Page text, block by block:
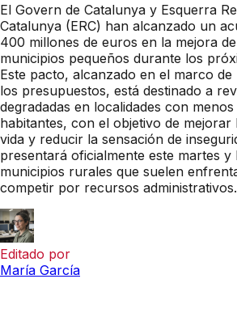
El Govern de Catalunya y Esquerra
Catalunya (ERC) han alcanzado un
400 millones de euros en la mejora
municipios pequeños durante los
Este pacto, alcanzado en el marco de
los presupuestos, está destinado a
degradadas en localidades con menos
habitantes, con el objetivo de mejorar
vida y reducir la sensación de
presentará oficialmente este martes
municipios rurales que suelen
competir por recursos administrativos.
Editado por
María García